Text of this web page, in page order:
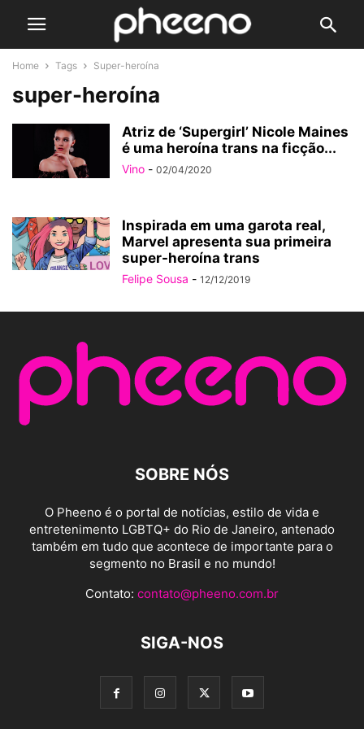
Home Tags Super-heroína
super-heroína
Atriz de ‘Supergirl’ Nicole Maines
é uma heroína trans na ficção...
Vino - 02/04/2020
Inspirada em uma garota real,
Marvel apresenta sua primeira
super-heroína trans
Felipe Sousa - 12/12/2019
SOBRE NÓS
O Pheeno é o portal de notícias, estilo de vida e
entretenimento LGBTQ+ do Rio de Janeiro, antenado
também em tudo que acontece de importante para o
segmento no Brasil e no mundo!
Contato: contato@pheeno.com.br
SIGA-NOS